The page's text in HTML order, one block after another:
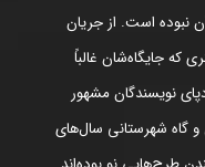
نبوده است. از جریان
که جایگاه‌شان غالباً
نویسندگان مشهور
گاه شهرستانی سال‌های